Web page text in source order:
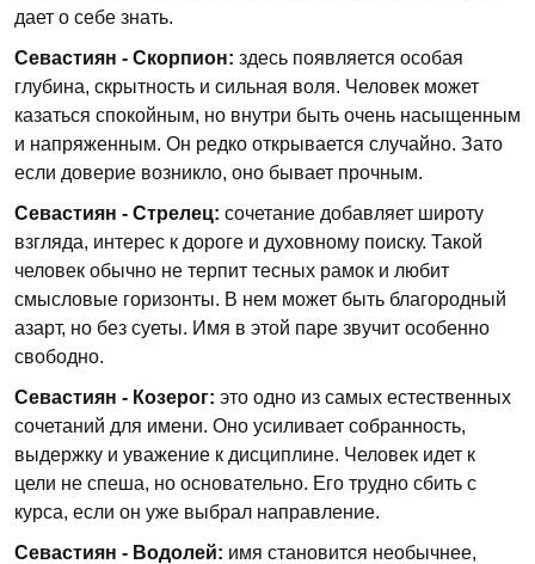
дает о себе знать.
Севастиян - Скорпион: здесь появляется особая
глубина, скрытность и сильная воля. Человек может
казаться спокойным, но внутри быть очень насыщенным
и напряженным. Он редко открывается случайно. Зато
если доверие возникло, оно бывает прочным.
Севастиян - Стрелец: сочетание добавляет широту
взгляда, интерес к дороге и духовному поиску. Такой
человек обычно не терпит тесных рамок и любит
смысловые горизонты. В нем может быть благородный
азарт, но без суеты. Имя в этой паре звучит особенно
свободно.
Севастиян - Козерог: это одно из самых естественных
сочетаний для имени. Оно усиливает собранность,
выдержку и уважение к дисциплине. Человек идет к
цели не спеша, но основательно. Его трудно сбить с
курса, если он уже выбрал направление.
Севастиян - Водолей: имя становится необычнее,